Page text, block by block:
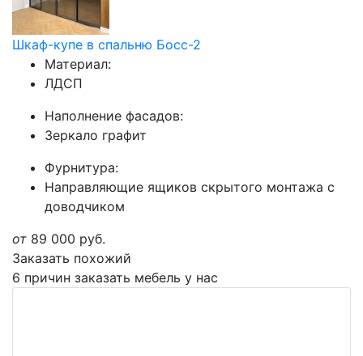
Шкаф-купе в спальню Босс-2
Материал:
ЛДСП
Наполнение фасадов:
Зеркало графит
Фурнитура:
Направляющие ящиков скрытого монтажа с
доводчиком
от 89 000 руб.
Заказать похожий
6 причин заказать мебель у нас